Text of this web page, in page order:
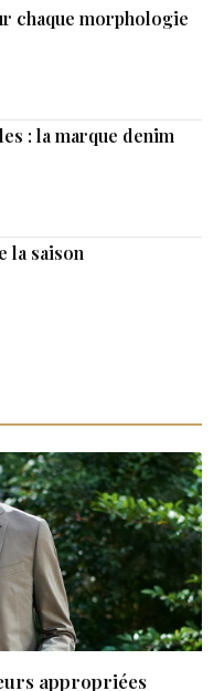
chaque morphologie
: la marque denim
la saison
appropriées